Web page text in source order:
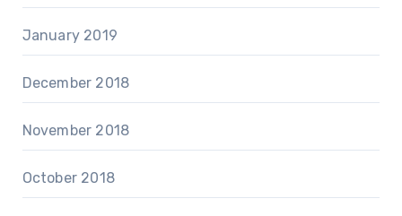
January 2019
December 2018
November 2018
October 2018